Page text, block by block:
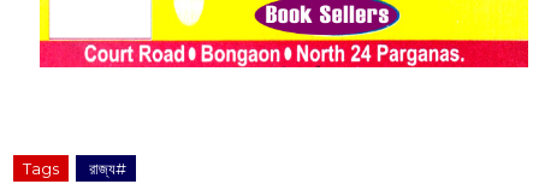
Tags ‌ রাজ্য#